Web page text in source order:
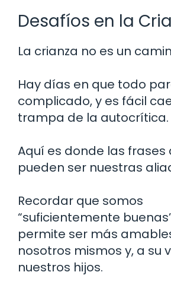
Desafíos en la
La crianza no es un
Hay días en que todo
complicado, y es fácil
trampa de la autocrítica.
Aquí es donde las frases
pueden ser nuestras
Recordar que somos
“suficientemente
permite ser más
nosotros mismos y, a su
nuestros hijos.